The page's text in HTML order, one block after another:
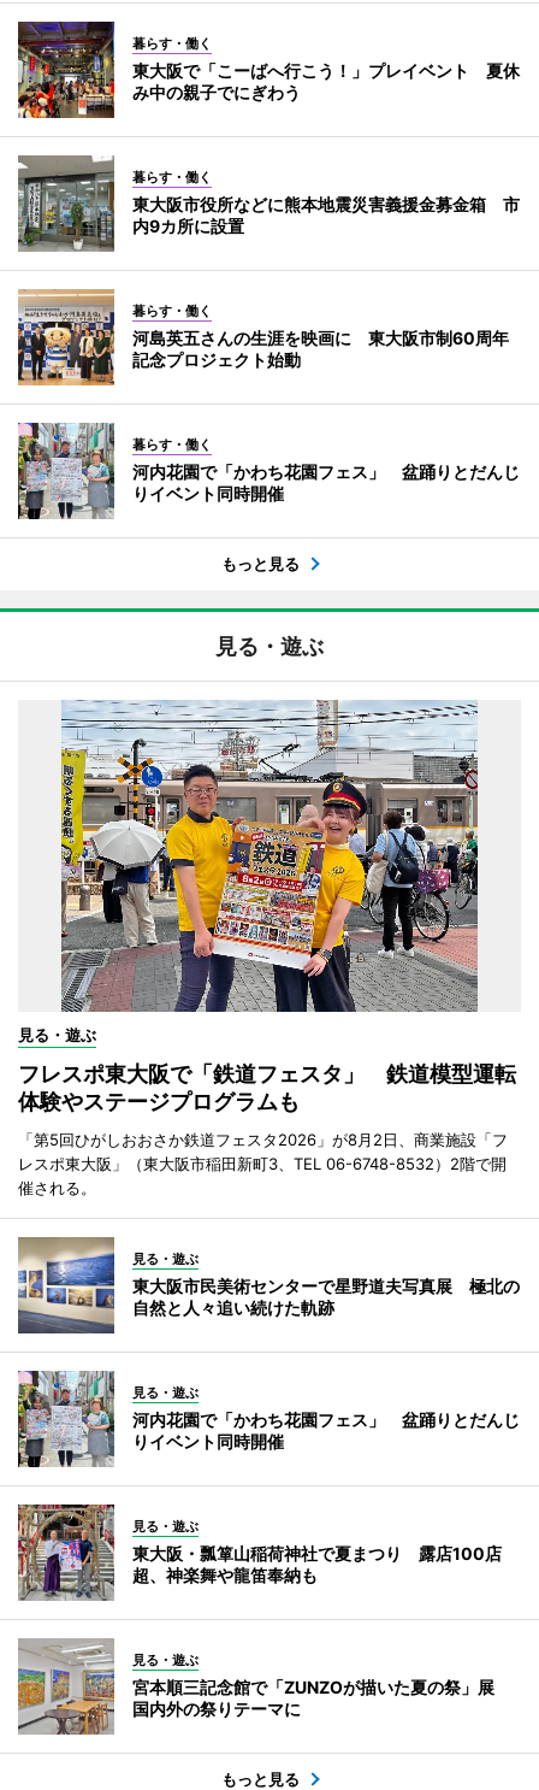
暮らす・働く
東大阪で「こーばへ行こう！」プレイベント 夏休
み中の親子でにぎわう
暮らす・働く
東大阪市役所などに熊本地震災害義援金募金箱 市
内9カ所に設置
暮らす・働く
河島英五さんの生涯を映画に 東大阪市制60周年
記念プロジェクト始動
暮らす・働く
河内花園で「かわち花園フェス」 盆踊りとだんじ
りイベント同時開催
もっと見る
見る・遊ぶ
見る・遊ぶ
フレスポ東大阪で「鉄道フェスタ」 鉄道模型運転
体験やステージプログラムも
「第5回ひがしおおさか鉄道フェスタ2026」が8月2日、商業施設「フ
レスポ東大阪」（東大阪市稲田新町3、TEL 06-6748-8532）2階で開
催される。
見る・遊ぶ
東大阪市民美術センターで星野道夫写真展 極北の
自然と人々追い続けた軌跡
見る・遊ぶ
河内花園で「かわち花園フェス」 盆踊りとだんじ
りイベント同時開催
見る・遊ぶ
東大阪・瓢箪山稲荷神社で夏まつり 露店100店
超、神楽舞や龍笛奉納も
見る・遊ぶ
宮本順三記念館で「ZUNZOが描いた夏の祭」展
国内外の祭りテーマに
もっと見る